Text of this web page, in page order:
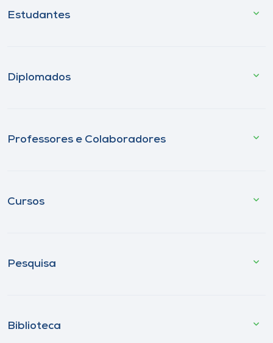
Estudantes
Diplomados
Professores e Colaboradores
Cursos
Pesquisa
Biblioteca